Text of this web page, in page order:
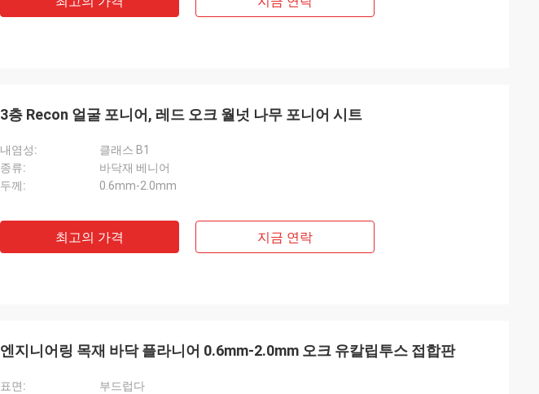
3층 Recon 얼굴 포니어, 레드 오크 월넛 나무 포니어 시트
내염성:
클래스 B1
종류:
바닥재 베니어
두께:
0.6mm-2.0mm
최고의 가격 지금 연락
엔지니어링 목재 바닥 플라니어 0.6mm-2.0mm 오크 유칼립투스 접합판
표면:
부드럽다